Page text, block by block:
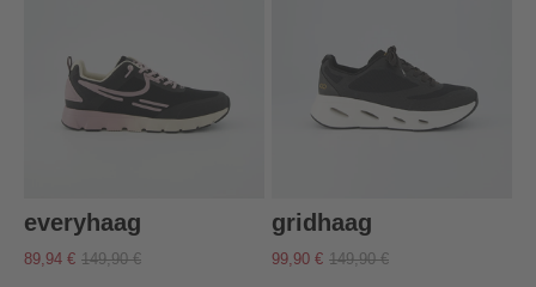
everyhaag
89,94 € 149,90 €
gridhaag
99,90 € 149,90 €